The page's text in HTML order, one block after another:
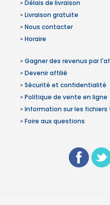
» Délais de livraison
» Livraison gratuite
» Nous contacter
» Horaire
» Gagner des revenus par
» Devenir affilié
» Sécurité et confidentialité
» Politique de vente en ligne
» Information sur les
» Foire aux questions